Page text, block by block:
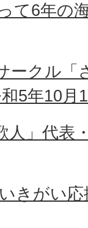
て6年の
ークル「
5年10月
人」代表
きがい